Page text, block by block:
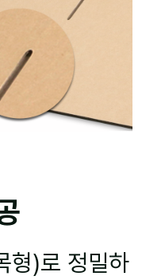
형)로 정밀하